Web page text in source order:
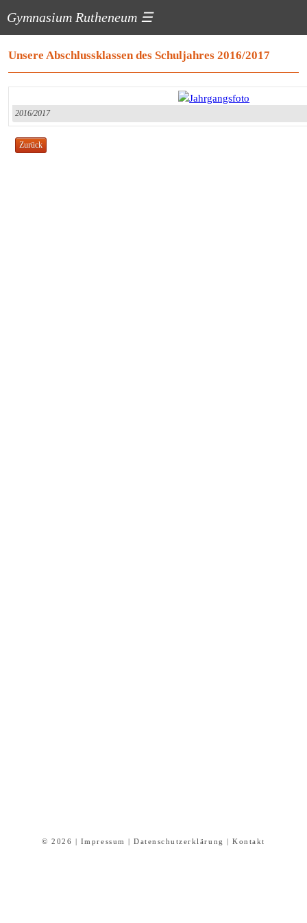
Gymnasium Rutheneum ☰
Unsere Abschlussklassen des Schuljahres 2016/2017
2016/2017
© 2026 | Impressum |Datenschutzerklärung |Kontakt